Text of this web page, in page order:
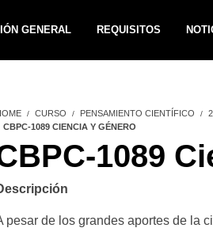
GENERAL REQUISITOS
CURSO PENSAMIENTO CIENTÍFICO
CBPC-1089 CIENCIA Y GÉNERO
1089
pesar de los grandes aportes de la